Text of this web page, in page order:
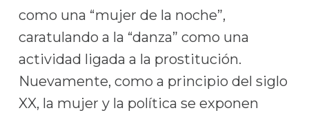
como una “mujer de la noche”,
caratulando a la “danza” como una
actividad ligada a la prostitución.
Nuevamente, como a principio del siglo
XX, la mujer y la política se exponen